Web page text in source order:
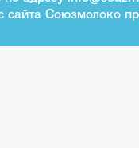
сайта Союзмолоко